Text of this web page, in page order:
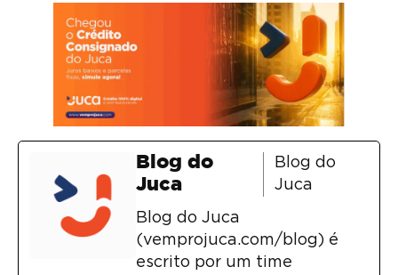
Blog do
Juca
Blog do
Juca
Blog do Juca
(vemprojuca.com/blog) é
escrito por um time